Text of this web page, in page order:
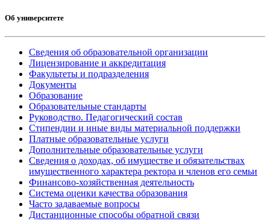
Об университете
Сведения об образовательной организации
Лицензирование и аккредитация
Факультеты и подразделения
Документы
Образование
Образовательные стандарты
Руководство. Педагогический состав
Стипендии и иные виды материальной поддержки
Платные образовательные услуги
Дополнительные образовательные услуги
Сведения о доходах, об имуществе и обязательствах
имущественного характера ректора и членов его семьи
Финансово-хозяйственная деятельность
Система оценки качества образования
Часто задаваемые вопросы
Дистанционные способы обратной связи